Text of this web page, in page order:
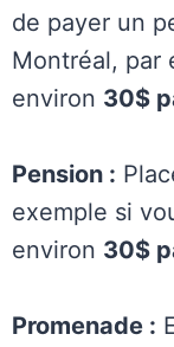
de payer un
Montréal, par
environ 30$
Pension :
exemple si
environ 30$
Promenade :